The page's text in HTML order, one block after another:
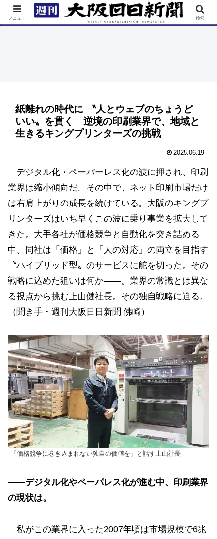
TOP 特集 ニュース 連載 街ネタ イベント
紙離れの時代に 〝人とウェブのちょうど
いい〟を貫く 逆境の印刷業界で、地域と
生きるキングプリンターズの挑戦
2025.06.19
デジタル化・ペーパーレス化の波に押され、印刷
業界は縮小傾向だ。その中で、ネット印刷市場だけ
は右肩上がりの成長を続けている。大阪のキングプ
リンターズはいち早くこの波に乗り事業を拡大して
きた。大手各社が価格競争と自動化を突き詰める
中、同社は「価格」と「人の対応」の両立を目指す
〝ハイブリッド型〟のサービスに舵を切った。その
戦略に込めた狙いは何か——。業界の常識とは異な
る視点から挑む上山健社長。その独自戦略に迫る。
（聞き手・週刊大阪日日新聞 佛崎）
「価格競争に巻き込まれない独自の価値を」と話す上山社長
——デジタル化やペーパレス化が進む中、印刷業界
の現状は。
私がこの業界に入った2007年頃は市場規模で6兆
メニュー 検索